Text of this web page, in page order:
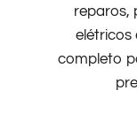
reparos,
elétricos
completo